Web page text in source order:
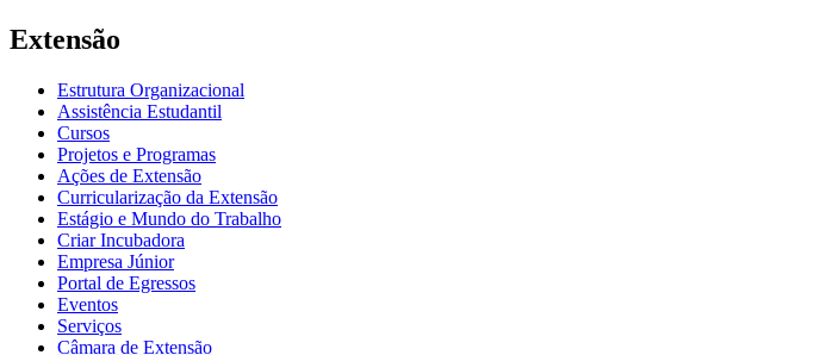
Extensão
Estrutura Organizacional
Assistência Estudantil
Cursos
Projetos e Programas
Ações de Extensão
Curricularização da Extensão
Estágio e Mundo do Trabalho
Criar Incubadora
Empresa Júnior
Portal de Egressos
Eventos
Serviços
Câmara de Extensão